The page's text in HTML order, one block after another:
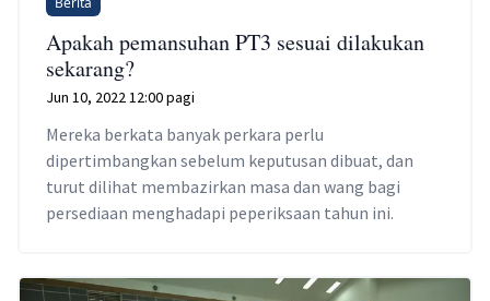
Apakah pemansuhan PT3 sesuai dilakukan
sekarang?
Jun 10, 2022 12:00 pagi
Mereka berkata banyak perkara perlu
dipertimbangkan sebelum keputusan dibuat, dan
turut dilihat membazirkan masa dan wang bagi
persediaan menghadapi peperiksaan tahun ini.